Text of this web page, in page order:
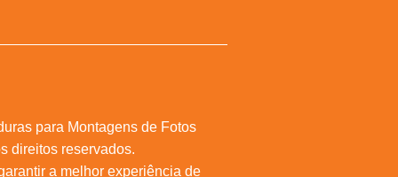
para Montagens de Fotos
direitos reservados.
a melhor experiência de